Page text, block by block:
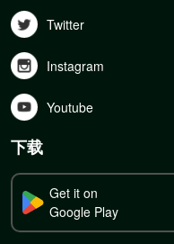
Twitter
Instagram
Youtube
下载
Get it on
Google Play